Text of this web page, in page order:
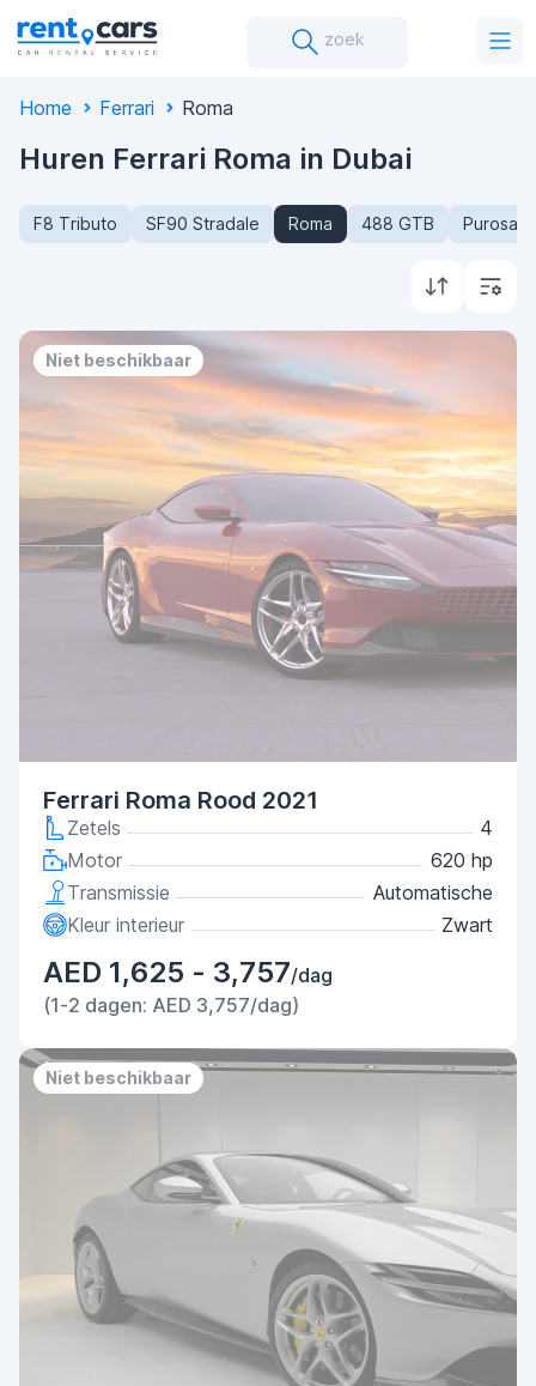
zoek
Home Ferrari Roma
Huren Ferrari Roma in Dubai
F8 Tributo SF90 Stradale Roma 488 GTB
Niet beschikbaar
Ferrari Roma Rood 2021
Zetels
4
Motor
620 hp
Transmissie
Automatische
Kleur interieur
Zwart
AED 1,625 - 3,757/dag
(1-2 dagen: AED 3,757/dag)
Niet beschikbaar